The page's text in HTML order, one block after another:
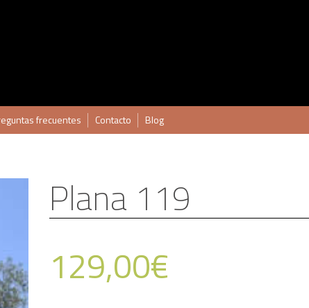
frecuentes Contacto Blog
Plana 119
129,00€